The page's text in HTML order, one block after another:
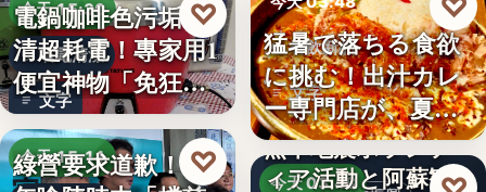
今天 15:30
省電清潔
文字
電鍋咖啡色污垢不
清超耗電！專家用1
便宜神物「免狂刷
就乾淨…
♡
今天 15:11
綠營要求道歉！當
♡
餐飲新品
文字
猛暑で落ちる食欲
に挑む！出汁カレ
ー専門店が、夏限
定「無限…
今天 03:48
熊本地震ボランテ
ィア活動と阿蘇観